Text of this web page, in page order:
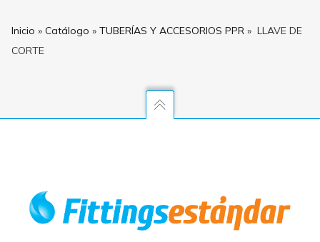
Inicio » Catálogo » TUBERÍAS Y ACCESORIOS PPR » LLAVE DE
CORTE